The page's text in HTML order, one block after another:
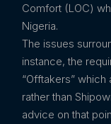
Comfort (LOC)
Nigeria.
The issues
instance, the
“Offtakers”
rather than
advice on that